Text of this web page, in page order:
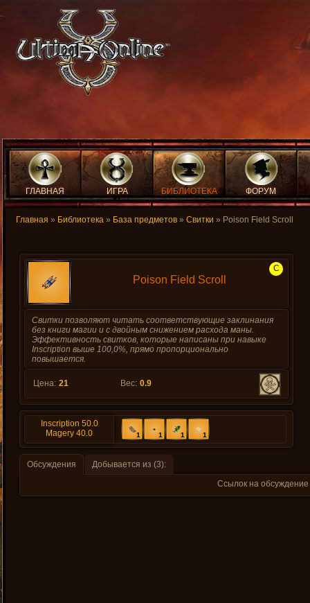
ГЛАВНАЯ ИГРА БИБЛИОТЕКА ФОРУМ
Главная » Библиотека » База предметов » Свитки » Poison Field Scroll
Poison Field Scroll
C
Свитки позволяют читать соответствующие заклинания
без книги магии и с двойным снижением расхода маны.
Эффективность свитков, которые написаны при навыке
Inscription выше 100,0%, прямо пропорционально
повышается.
Цена: 21 Вес: 0.9
Inscription 50.0
Magery 40.0
1 1 1 1
Обсуждения
Добывается из (3):
Ссылок на